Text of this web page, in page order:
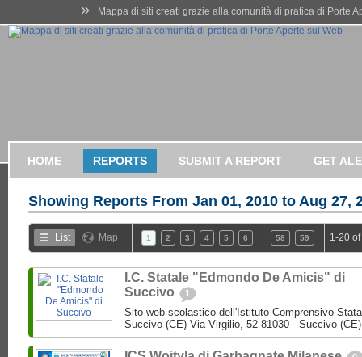
» Mappa di siti creati grazie alla comunità di pratica di Porte
HOME REPORTS SUBMIT A REPORT GET
Showing Reports From Jan 01, 2010 to Aug 27,
List Map 1 2 3 4 5 6 58 59 1-20
I.C. Statale "Edmondo De Amicis" di
Succivo
1
Sito web scolastico dell'Istituto Comprensivo
Succivo (CE) Via Virgilio, 52-81030 - Succivo